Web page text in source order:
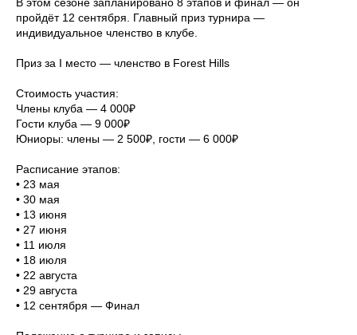
пройдёт 12 сентября. Главный приз турнира —
индивидуальное членство в клубе.
Приз за I место — членство в Forest Hills
Стоимость участия:
Члены клуба — 4 000₽
Гости клуба — 9 000₽
Юниоры: члены — 2 500₽, гости — 6 000₽
Расписание этапов:
• 23 мая
• 30 мая
• 13 июня
• 27 июня
• 11 июля
• 18 июля
• 22 августа
• 29 августа
• 12 сентября — Финал